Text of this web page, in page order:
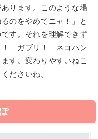
ります。このような場
のをやめてニャ！」と
す。それを理解できず
！ ガブリ！ ネコパン
す。変わりやすいねこ
ださいね。